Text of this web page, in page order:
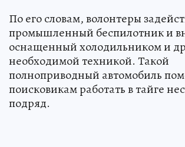
По его словам, волонтеры
промышленный беспилотник и
оснащенный холодильником и
необходимой техникой. Такой
полноприводный автомобиль
поисковикам работать в тайге
подряд.